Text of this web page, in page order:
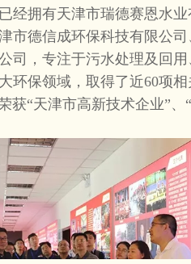
经拥有天津市瑞德赛恩水
市德信成环保科技有限公
司，专注于污水处理及回
环保领域，取得了近60项
获“天津市高新技术企业”、